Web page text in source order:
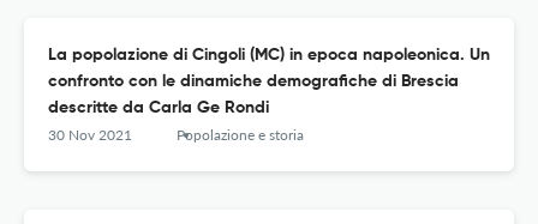
La popolazione di Cingoli (MC) in epoca napoleonica. Un
confronto con le dinamiche demografiche di Brescia
descritte da Carla Ge Rondi
30 Nov 2021 Popolazione e storia